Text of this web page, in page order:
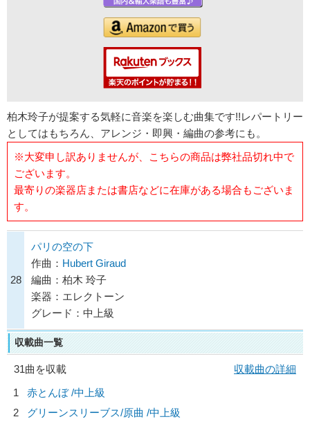
柏木玲子が提案する気軽に音楽を楽しむ曲集です!!レパートリー
としてはもちろん、アレンジ・即興・編曲の参考にも。
※大変申し訳ありませんが、こちらの商品は弊社品切れ中で
ございます。
最寄りの楽器店または書店などに在庫がある場合もございま
す。
28
パリの空の下
作曲： Hubert Giraud
編曲：柏木 玲子
楽器：エレクトーン
グレード：中上級
収載曲一覧
31曲を収載
収載曲の詳細
1
赤とんぼ /中上級
2
グリーンスリーブス/原曲 /中上級